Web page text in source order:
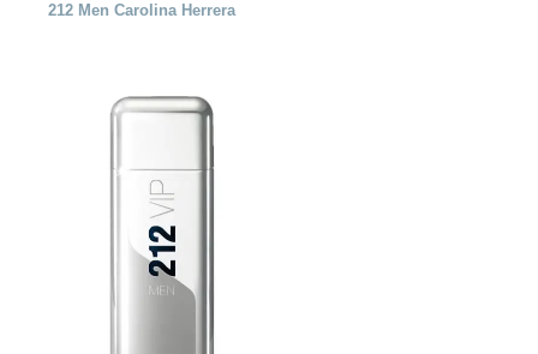
212 Men Carolina Herrera